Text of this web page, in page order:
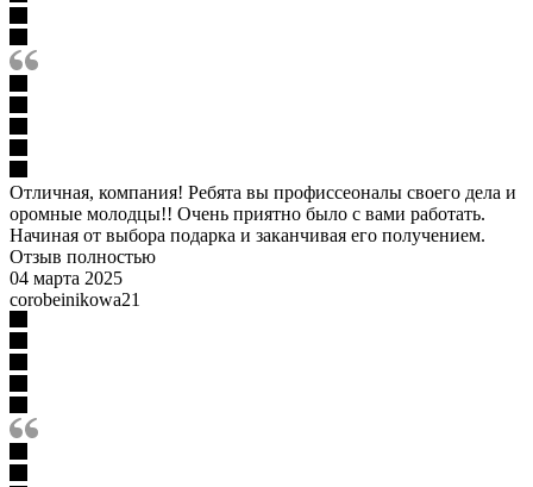
Отличная, компания! Ребята вы профиссеоналы своего дела и
оромные молодцы!! Очень приятно было с вами работать.
Начиная от выбора подарка и заканчивая его получением.
Отзыв полностью
04 марта 2025
corobeinikowa21